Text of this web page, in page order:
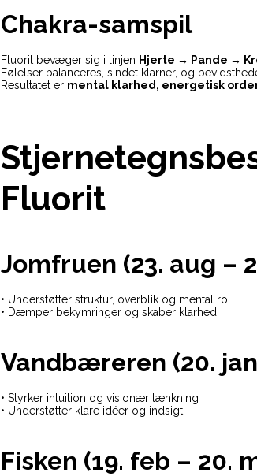
Chakra-samspil
Fluorit bevæger sig i linjen Hjerte → Pande →
Følelser balanceres, sindet klarner, og
Resultatet er mental klarhed, energetisk
Fluorit
Jomfruen (23. aug –
• Understøtter struktur, overblik og mental ro
• Dæmper bekymringer og skaber klarhed
Vandbæreren (20.
• Styrker intuition og visionær tænkning
• Understøtter klare idéer og indsigt
Fisken (19. feb – 20.